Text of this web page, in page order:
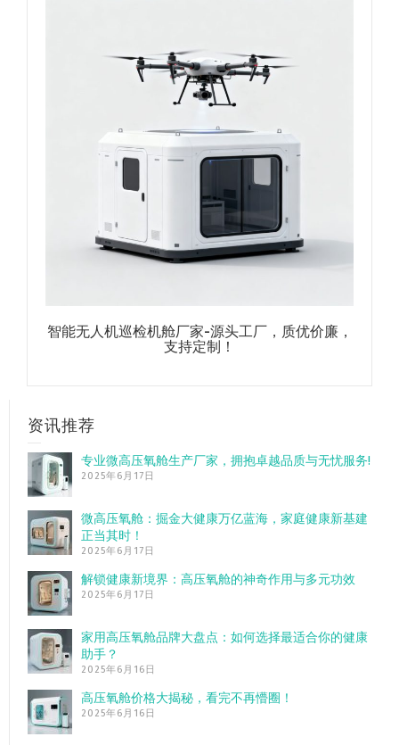
智能无人机巡检机舱厂家-源头工厂，质优价廉，
支持定制！
资讯推荐
专业微高压氧舱生产厂家，拥抱卓越品质与无忧服务!
2025年6月17日
微高压氧舱：掘金大健康万亿蓝海，家庭健康新基建
正当其时！
2025年6月17日
解锁健康新境界：高压氧舱的神奇作用与多元功效
2025年6月17日
家用高压氧舱品牌大盘点：如何选择最适合你的健康
助手？
2025年6月16日
高压氧舱价格大揭秘，看完不再懵圈！
2025年6月16日